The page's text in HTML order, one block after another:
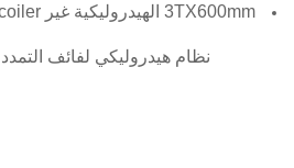
3TX600mm الهيدروليكية غير coiler
نظام هيدروليكي لفائف التمدد